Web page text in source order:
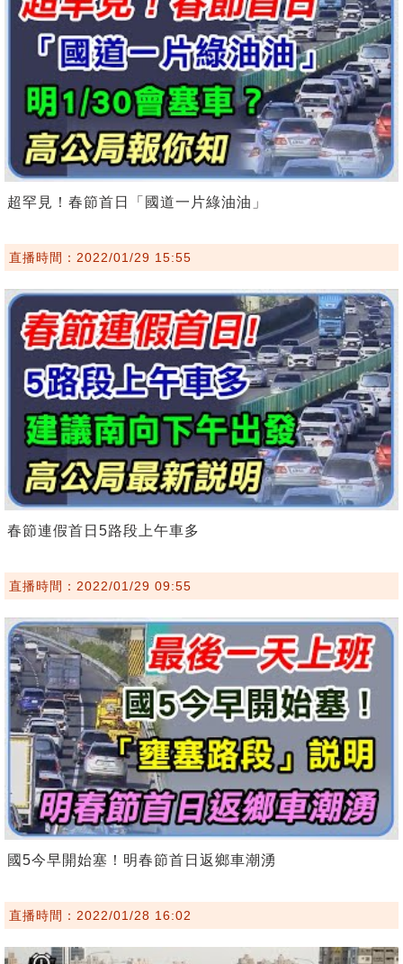
超罕見！春節首日「國道一片綠油油」
直播時間：2022/01/29 15:55
春節連假首日5路段上午車多
直播時間：2022/01/29 09:55
國5今早開始塞！明春節首日返鄉車潮湧
直播時間：2022/01/28 16:02